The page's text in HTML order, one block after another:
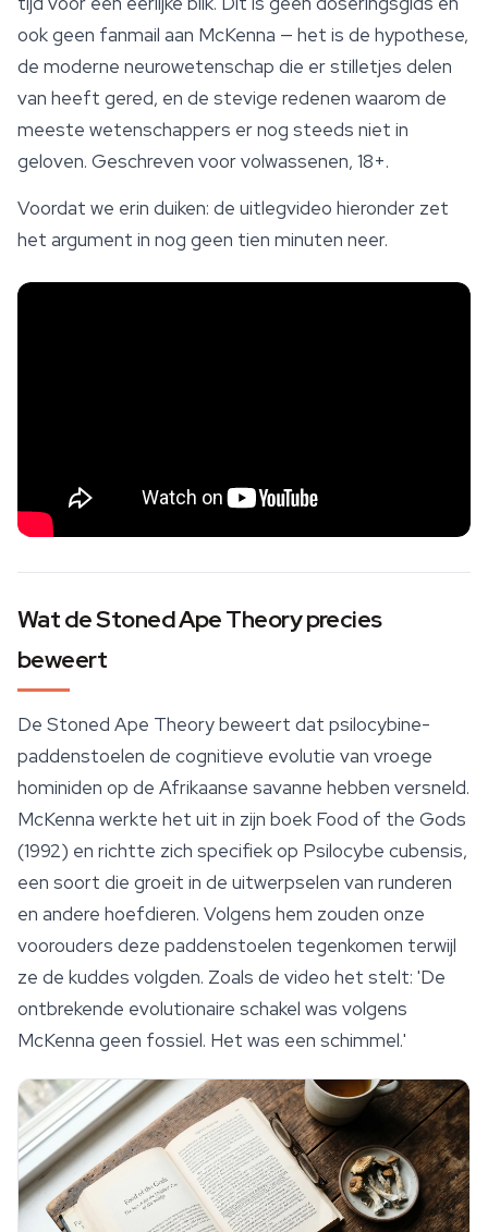
ook geen fanmail aan McKenna — het is de hypothese,
de moderne neurowetenschap die er stilletjes delen
van heeft gered, en de stevige redenen waarom de
meeste wetenschappers er nog steeds niet in
geloven. Geschreven voor volwassenen, 18+.
Voordat we erin duiken: de uitlegvideo hieronder zet
het argument in nog geen tien minuten neer.
Wat de Stoned Ape Theory precies
beweert
De Stoned Ape Theory beweert dat psilocybine-
paddenstoelen de cognitieve evolutie van vroege
hominiden op de Afrikaanse savanne hebben versneld.
McKenna werkte het uit in zijn boek Food of the Gods
(1992) en richtte zich specifiek op Psilocybe cubensis,
een soort die groeit in de uitwerpselen van runderen
en andere hoefdieren. Volgens hem zouden onze
voorouders deze paddenstoelen tegenkomen terwijl
ze de kuddes volgden. Zoals de video het stelt: 'De
ontbrekende evolutionaire schakel was volgens
McKenna geen fossiel. Het was een schimmel.'